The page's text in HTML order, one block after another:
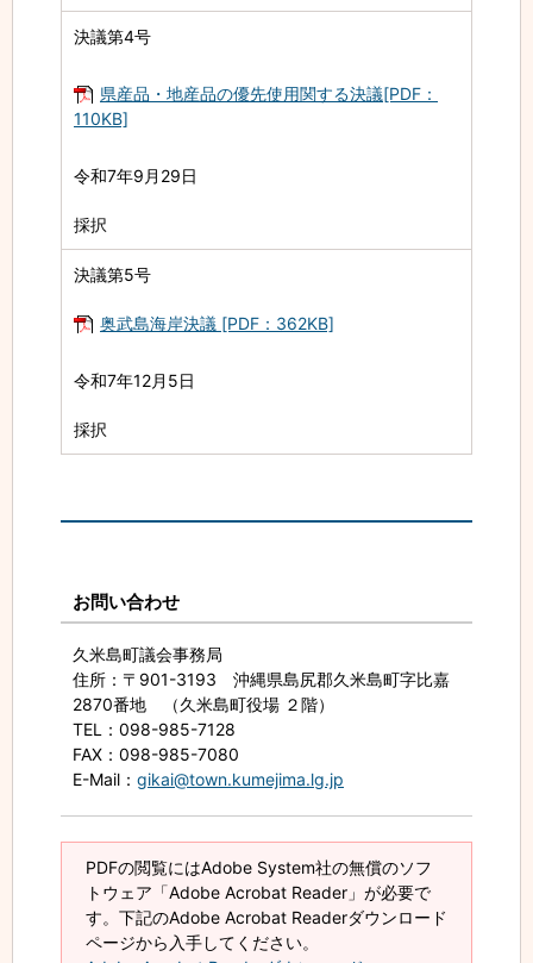
決議第4号
県産品・地産品の優先使用関する決議[PDF：
110KB]
令和7年9月29日
採択
決議第5号
奥武島海岸決議 [PDF：362KB]
令和7年12月5日
採択
お問い合わせ
久米島町議会事務局
住所 ：〒901-3193 沖縄県島尻郡久米島町字比嘉
2870番地 （久米島町役場 ２階）
TEL
：098-985-7128
FAX ：098-985-7080
E-Mail ： gikai@town.kumejima.lg.jp
PDFの閲覧にはAdobe System社の無償のソフ
トウェア「Adobe Acrobat Reader」が必要で
す。下記のAdobe Acrobat Readerダウンロード
ページから入手してください。